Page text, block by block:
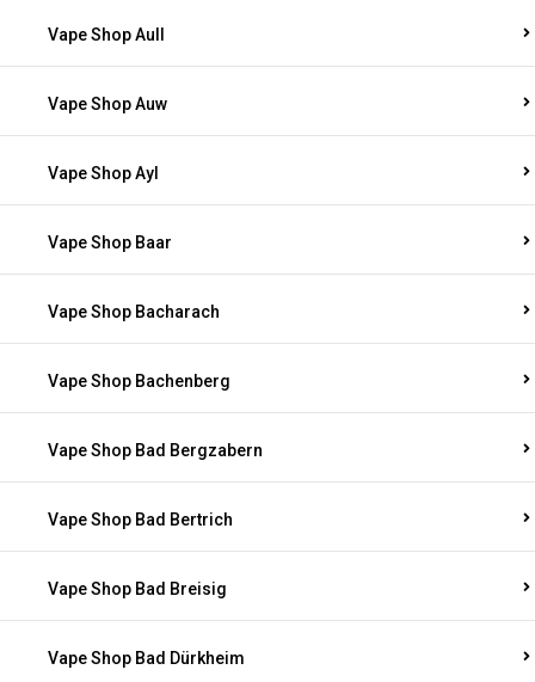
Vape Shop Aull
Vape Shop Auw
Vape Shop Ayl
Vape Shop Baar
Vape Shop Bacharach
Vape Shop Bachenberg
Vape Shop Bad Bergzabern
Vape Shop Bad Bertrich
Vape Shop Bad Breisig
Vape Shop Bad Dürkheim